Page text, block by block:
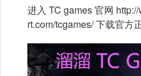
进入 TC games 官网
rt.com/tcgames/ 下载官方